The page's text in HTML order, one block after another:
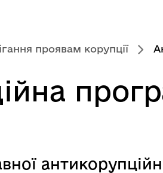
проявам корупції